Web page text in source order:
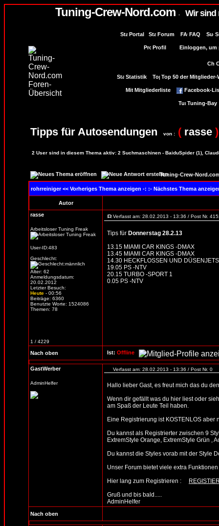
Tuning-Crew-Nord.com - Wir sind
Portal Forum FAQ
Profil Einloggen, um
Statistik Top 50 der Mitglieder-
Mitgliederliste Facebook-
Tuning-Bay
Tipps für Autosendungen von : ( rasse )
2 User sind in diesem Thema aktiv: 2 Suchmaschinen - BaiduSpider (1),
Tuning-Crew-
rohrreiniger<< Vorheriges Thema anzeigen -: :- Nächstes Thema
Autor
rasse
Arbeitsloser Tuning Freak
User-ID:483
Geschlecht:
Alter: 62
Anmeldungsdatum:
20.02.2012
Letzter Besuch:
Heute - 00:56
Beiträge: 6360
Benutzte Worte: 1524086
Themen: 78
1 / 4229
Verfasst am: 28.02.2013 - 13:36 / Post Nr.
Tips für Donnerstag 28.2.13
13.15 MIAMI CAR KINGS -DMAX
13.45 MIAMI CAR KINGS -DMAX
14.30 HECKFLOSSEN UND
19.05 PS -NTV
20.15 TURBO -SPORT 1
0.05 PS -NTV
Nach oben Ist: Offline
GastWerber
AdminHelfer
Verfasst am: 28.02.2013 - 13:36 / Post Nr. 0
Hallo lieber Gast, es freut mich das du
Wenn dir gefällt was du hier liest oder
am Spaß der Leute Teil haben.
Eine Registrierung ist KOSTENLOS
Du kannst als Registrierter zwischen 9
ExtremStyle Orange, ExtremStyle Grün ,
Du kannst die Styles vorab mit der
Unser Forum bietet viele extra
Hier lang zum Registrieren :
Gruß und bis bald.....
AdminHelfer
Nach oben